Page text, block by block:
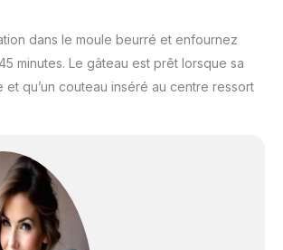
dans le moule beurré et enfournez
minutes. Le gâteau est prêt lorsque sa
qu’un couteau inséré au centre ressort